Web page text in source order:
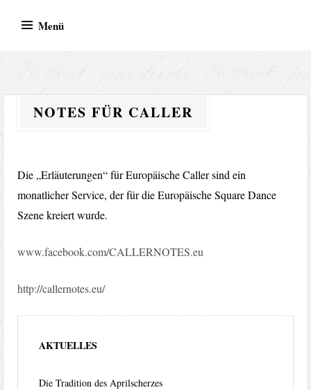
Inhalt
Menü
BVR Records – Bodo von
Reth
NOTES FÜR CALLER
Die „Erläuterungen“ für Europäische Caller sind ein
monatlicher Service, der für die Europäische Square Dance
Szene kreiert wurde.
www.facebook.com/CALLERNOTES.eu
http://callernotes.eu/
AKTUELLES
Die Tradition des Aprilscherzes